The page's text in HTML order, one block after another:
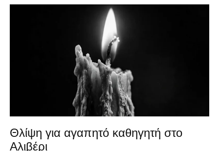
Θλίψη για αγαπητό καθηγητή στο
Αλιβέρι